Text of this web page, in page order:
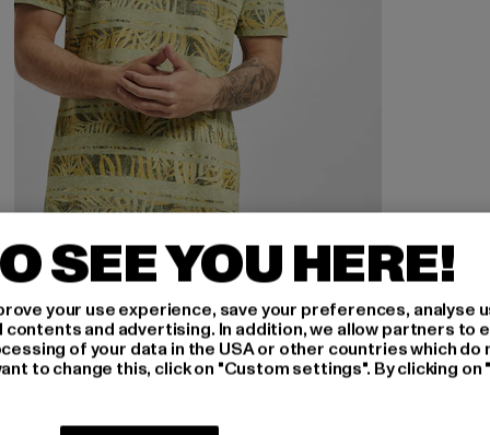
JACK AND JONES
JPR Bludust Placement Stripe
14,10 EUR
Derzeitiger Preis: 14,10 EUR
29,99 EURAktionspreis: 29,99 EUR
-53%
SEE YOU HERE!
your use experience, save your preferences, analyse
and advertising. In addition, we allow partners to
of your data in the USA or other countries which do
to change this, click on "Custom settings". By clicking